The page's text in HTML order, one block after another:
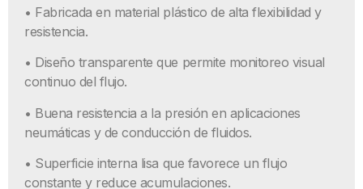
• Fabricada en material plástico de alta flexibilidad y
resistencia.
• Diseño transparente que permite monitoreo visual
continuo del flujo.
• Buena resistencia a la presión en aplicaciones
neumáticas y de conducción de fluidos.
• Superficie interna lisa que favorece un flujo
constante y reduce acumulaciones.